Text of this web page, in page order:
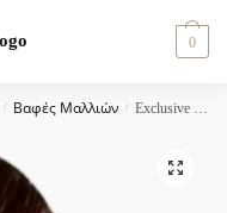
0
/ Βαφές Μαλλιών / Exclusive color 100ml – 6.5 ΞΑΝΘΟ ΣΚΟΥΡΟ ΑΚΑΖΟΥ